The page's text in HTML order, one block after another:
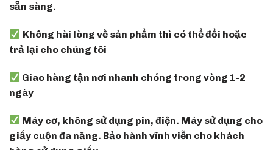
sẵn sàng.
Không hài lòng về sản phẩm thì có thể đổi hoặc
trả lại cho chúng tôi
Giao hàng tận nơi nhanh chóng trong vòng 1-2
ngày
Máy cơ, không sử dụng pin, điện. Máy sử dụng cho
giấy cuộn đa năng. Bảo hành vĩnh viễn cho khách